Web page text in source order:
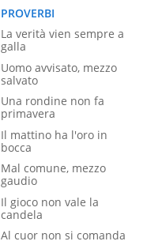
PROVERBI
La verità vien sempre a
galla
Uomo avvisato, mezzo
salvato
Una rondine non fa
primavera
Il mattino ha l'oro in
bocca
Mal comune, mezzo
gaudio
Il gioco non vale la
candela
Al cuor non si comanda